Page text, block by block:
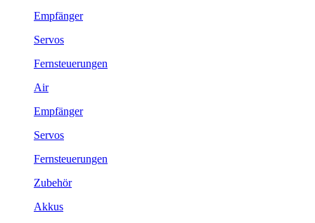
Empfänger
Servos
Fernsteuerungen
Air
Empfänger
Servos
Fernsteuerungen
Zubehör
Akkus